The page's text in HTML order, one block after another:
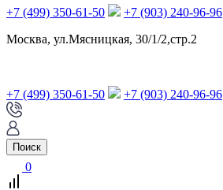
+7 (499) 350-61-50 +7 (903) 240-96-96
Москва, ул.Мясницкая, 30/1/2,стр.2
+7 (499) 350-61-50 +7 (903) 240-96-96
Поиск
0